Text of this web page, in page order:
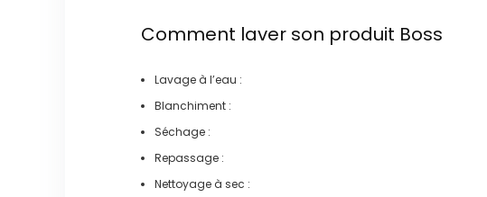
Comment laver son produit Boss
Lavage à l’eau :
Blanchiment :
Séchage :
Repassage :
Nettoyage à sec :